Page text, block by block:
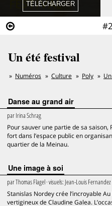
Un été festival
Numéros Culture Poly
Danse au grand air
parIrina Schrag
Pour sauver une partie de sa saison,
fort dans l’espace public en
quartier de la Meinau.
Une image à soi
parThomas Flagel· visuels: Jean-Louis Fernandez
Stanislas Nordey crée l’incroyable
vertigineux de Claudine Galea.